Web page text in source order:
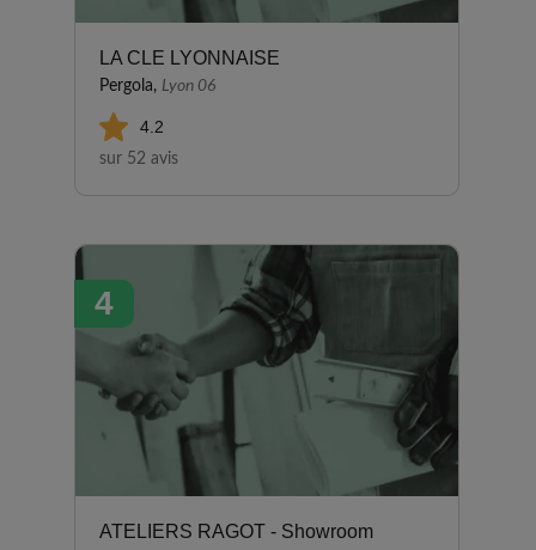
LA CLE LYONNAISE
Pergola, Lyon 06
4.2
sur 52 avis
4
ATELIERS RAGOT - Showroom